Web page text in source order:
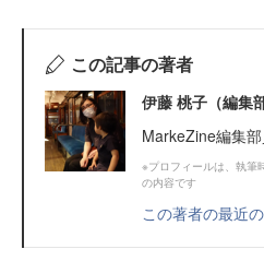
この記事の著者
伊藤 桃子（編集
MarkeZine編集部
※プロフィールは、執筆
の内容です
この著者の最近